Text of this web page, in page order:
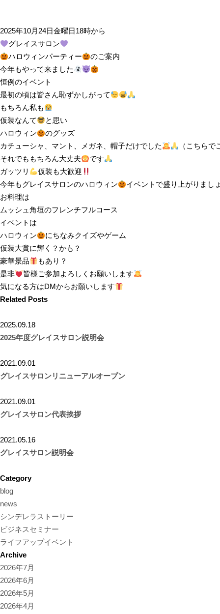
2025年10月24日金曜日18時から
グレイスサロン
ハロウィンパーティー
のご案内
今年もやって来ました
恒例のイベント
最初の頃は皆さん恥ずかしがって
もちろん私も
仮装なんて
と思い
ハロウィン
のグッズ
カチューシャ、マント、メガネ、帽子だけでした
（こちら
それでももちろん大丈夫
です
ガッツリ
仮装も大歓迎
今年もグレイスサロンのハロウィン
イベントで盛り上がりまし
お料理は
ムッシュ角垣のフレンチフルコース
イベントは
ハロウィン
にちなみクイズやゲーム
仮装大賞に輝く？かも？
豪華景品
もあり？
是非
皆様ご参加よろしくお願いします
気になる方はDMからお願いします
Related Posts
2025.09.18
2025年度グレイスサロン説明会
2021.09.01
グレイスサロンリニューアルオープン
2021.09.01
グレイスサロン代表挨拶
2021.05.16
グレイスサロン説明会
Category
blog
news
シンデレラストーリー
ビジネスセミナー
ライフアップイベント
Archive
2026年7月
2026年6月
2026年5月
2026年4月